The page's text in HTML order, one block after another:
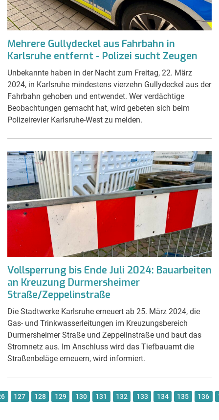
Mehrere Gullydeckel aus Fahrbahn in
Karlsruhe entfernt - Polizei sucht Zeugen
Unbekannte haben in der Nacht zum Freitag, 22. März
2024, in Karlsruhe mindestens vierzehn Gullydeckel aus der
Fahrbahn gehoben und entwendet. Wer verdächtige
Beobachtungen gemacht hat, wird gebeten sich beim
Polizeirevier Karlsruhe-West zu melden.
Vollsperrung bis Ende Juli 2024: Bauarbeiten
an Kreuzung Durmersheimer
Straße/Zeppelinstraße
Die Stadtwerke Karlsruhe erneuert ab 25. März 2024, die
Gas- und Trinkwasserleitungen im Kreuzungsbereich
Durmersheimer Straße und Zeppelinstraße und baut das
Stromnetz aus. Im Anschluss wird das Tiefbauamt die
Straßenbeläge erneuern, wird informiert.
127 128 129 130 131 132 133 134 135 136